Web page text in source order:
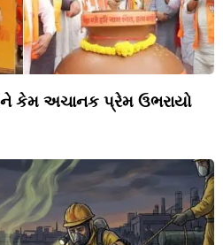
કેમ અચાનક પ્રેમ ઉભરાયો